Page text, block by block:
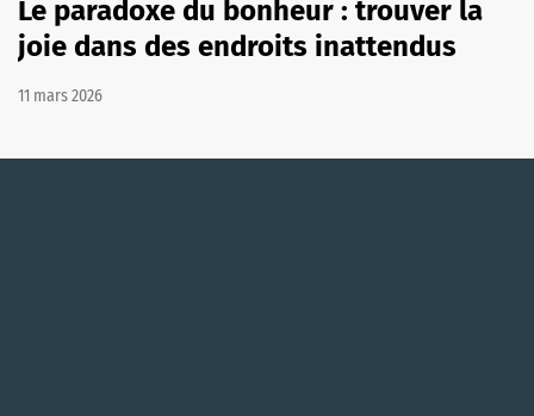
Le paradoxe du bonheur : trouver la
joie dans des endroits inattendus
11 mars 2026